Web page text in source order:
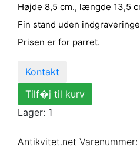
Højde 8,5 cm., længde 13,5
Fin stand uden
Prisen er for parret.
Kontakt
Tilf�j til kurv
Lager: 1
Antikvitet.net Varenummer